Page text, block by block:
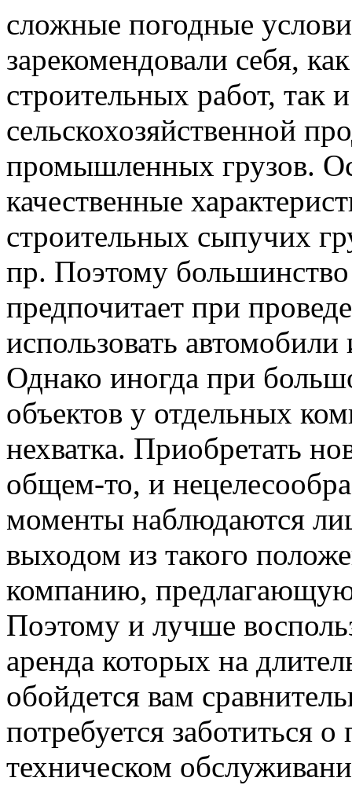
сложные погодные
зарекомендовали себя,
строительных работ, так
сельскохозяйственной
промышленных грузов.
качественные
строительных сыпучих
пр. Поэтому
предпочитает при
использовать
Однако иногда при
объектов у отдельных
нехватка. Приобретать
общем-то, и
моменты наблюдаются
выходом из такого
компанию,
Поэтому и лучше
аренда которых на
обойдется вам
потребуется заботиться
техническом